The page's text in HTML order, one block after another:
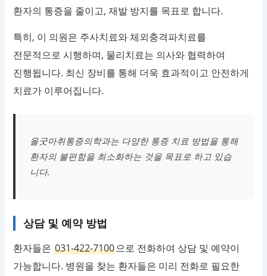
환자의 통증을 줄이고, 재발 방지를 목표로 합니다.
특히, 이 의원은 주사치료와 체외충격파치료를
전문적으로 시행하며, 물리치료는 의사와 협력하여
진행됩니다. 최신 장비를 통해 더욱 효과적이고 안전하게
치료가 이루어집니다.
올굿마취통증의학과는 다양한 통증 치료 방법을 통해
환자의 불편함을 최소화하는 것을 목표로 하고 있습
니다.
상담 및 예약 방법
환자들은031-422-7100으로 전화하여 상담 및 예약이
가능합니다. 병원을 찾는 환자들은 미리 전화로 필요한